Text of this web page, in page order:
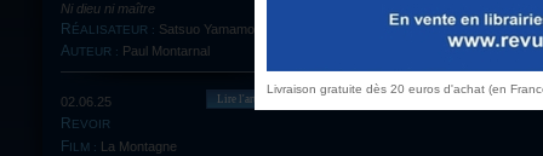
Ni dieu ni maître
RÉALISATEUR : Satsuo Yamamoto
AUTEUR : Paul Montarnal
02.06.25
REVOIR
FILM : La Montagne
Lire l'article
Livraison gratuite dès 20 euros d'achat (en